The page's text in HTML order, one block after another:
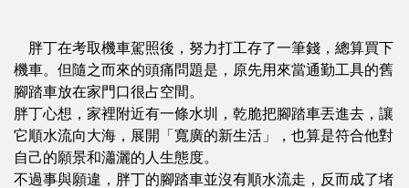
胖丁在考取機車駕照後，努力打工存了一筆錢，總算買下
機車。但隨之而來的頭痛問題是，原先用來當通勤工具的舊
腳踏車放在家門口很占空間。
胖丁心想，家裡附近有一條水圳，乾脆把腳踏車丟進去，讓
它順水流向大海，展開「寬廣的新生活」，也算是符合他對
自己的願景和瀟灑的人生態度。
不過事與願違，胖丁的腳踏車並沒有順水流走，反而成了堵